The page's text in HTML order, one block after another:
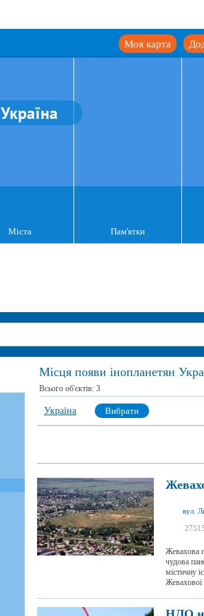
Моя карта
Україна
Міста Пам'ятки
Місця появи інопланетян
Всього об'єктів: 3
Україна Вибрати
вул.
27515
Жевахова
чудова
містичну
Жевахової